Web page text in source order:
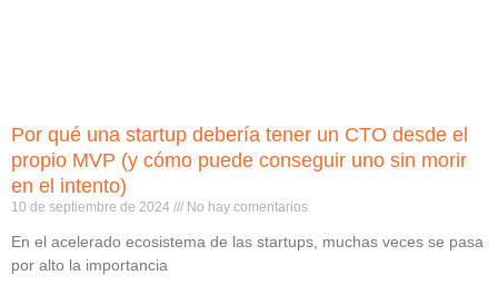
Por qué una startup debería tener un CTO desde el
propio MVP (y cómo puede conseguir uno sin morir
en el intento)
10 de septiembre de 2024 No hay comentarios
En el acelerado ecosistema de las startups, muchas veces se pasa
por alto la importancia